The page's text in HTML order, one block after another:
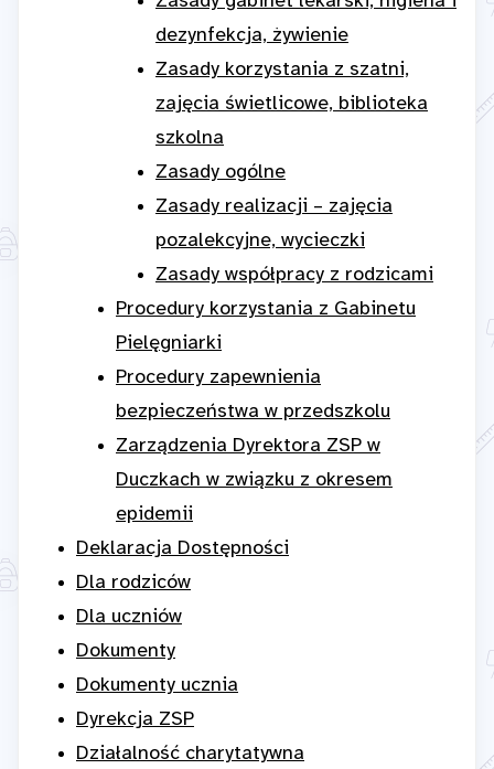
dezynfekcja, żywienie
Zasady korzystania z szatni,
zajęcia świetlicowe, biblioteka
szkolna
Zasady ogólne
Zasady realizacji – zajęcia
pozalekcyjne, wycieczki
Zasady współpracy z rodzicami
Procedury korzystania z Gabinetu
Pielęgniarki
Procedury zapewnienia
bezpieczeństwa w przedszkolu
Zarządzenia Dyrektora ZSP w
Duczkach w związku z okresem
epidemii
Deklaracja Dostępności
Dla rodziców
Dla uczniów
Dokumenty
Dokumenty ucznia
Dyrekcja ZSP
Działalność charytatywna